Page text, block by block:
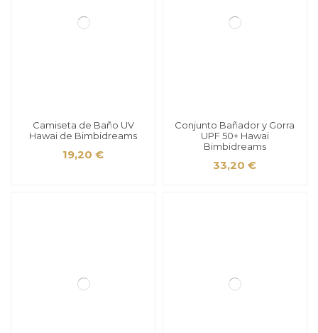
Camiseta de Baño UV
Hawai de Bimbidreams
19,20 €
Conjunto Bañador y Gorra
UPF 50+ Hawai
Bimbidreams
33,20 €